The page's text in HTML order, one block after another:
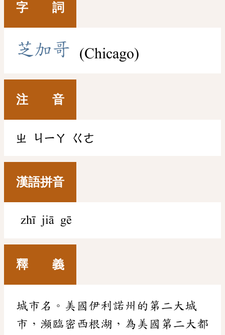
字 詞
芝 加哥 (Chicago)
注 音
ㄓ ㄐㄧㄚ ㄍㄜ
漢語拼音
zhī jiā gē
釋 義
城市名。美國伊利諾州的第二大城
市，瀕臨密西根湖，為美國第二大都